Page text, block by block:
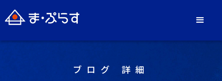
ブログ 詳細